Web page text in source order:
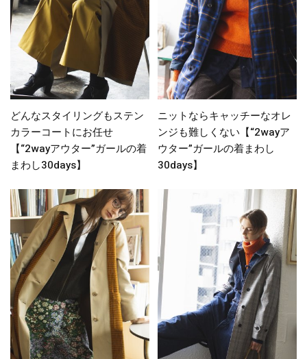
どんなスタイリングもステン
カラーコートにお任せ
【“2wayアウター”ガールの着
まわし30days】
ニットならキャッチーなオレ
ンジも難しくない【“2wayア
ウター”ガールの着まわし
30days】